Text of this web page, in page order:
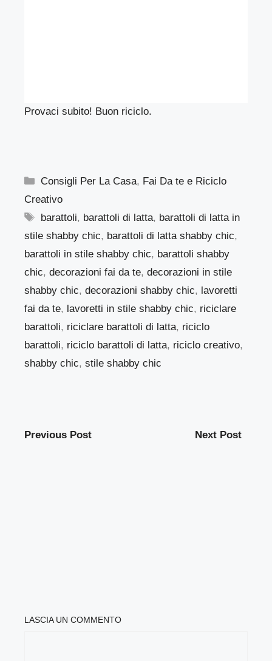
Provaci subito! Buon riciclo.
Categorie
Consigli Per La Casa, Fai Da te e Riciclo
Creativo
Tag
barattoli, barattoli di latta, barattoli di latta in
stile shabby chic, barattoli di latta shabby chic,
barattoli in stile shabby chic, barattoli shabby
chic, decorazioni fai da te, decorazioni in stile
shabby chic, decorazioni shabby chic, lavoretti
fai da te, lavoretti in stile shabby chic, riciclare
barattoli, riciclare barattoli di latta, riciclo
barattoli, riciclo barattoli di latta, riciclo creativo,
shabby chic, stile shabby chic
Previous Post Next Post
LASCIA UN COMMENTO